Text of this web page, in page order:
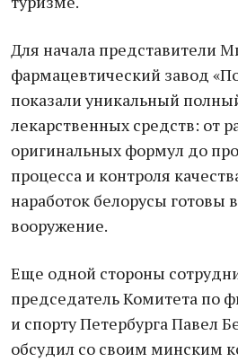
Для начала представители
фармацевтический завод
показали уникальный
лекарственных средств: от
оригинальных формул до
процесса и контроля
наработок белорусы готовы
вооружение.
Еще одной стороны
председатель Комитета по
и спорту Петербурга Павел
обсудил со своим минским